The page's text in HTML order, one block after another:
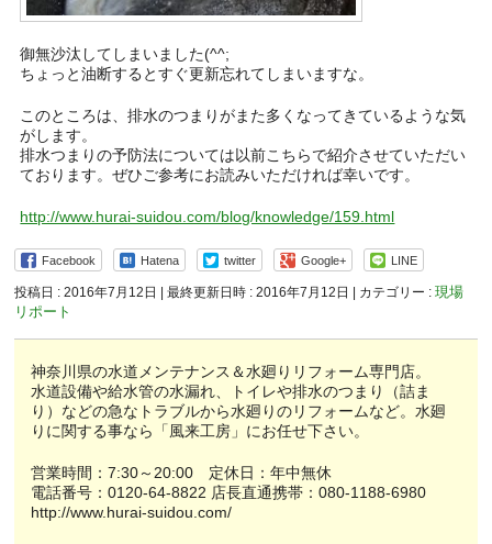
御無沙汰してしまいました(^^;
ちょっと油断するとすぐ更新忘れてしまいますな。
このところは、排水のつまりがまた多くなってきているような気
がします。
排水つまりの予防法については以前こちらで紹介させていただい
ております。ぜひご参考にお読みいただければ幸いです。
http://www.hurai-suidou.com/blog/knowledge/159.html
Facebook Hatena twitter Google+ LINE
投稿日 : 2016年7月12日 最終更新日時 : 2016年7月12日 カテゴリー :現場
リポート
神奈川県の水道メンテナンス＆水廻りリフォーム専門店。
水道設備や給水管の水漏れ、トイレや排水のつまり（詰ま
り）などの急なトラブルから水廻りのリフォームなど。水廻
りに関する事なら「風来工房」にお任せ下さい。
営業時間：7:30～20:00 定休日：年中無休
電話番号：0120-64-8822 店長直通携帯：080-1188-6980
http://www.hurai-suidou.com/